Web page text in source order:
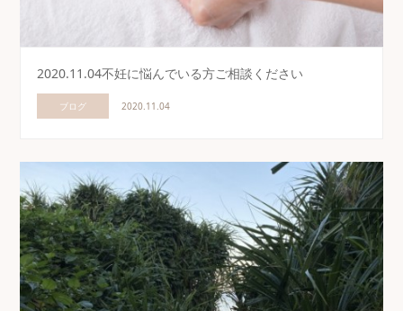
2020.11.04不妊に悩んでいる方ご相談ください
ブログ 2020.11.04